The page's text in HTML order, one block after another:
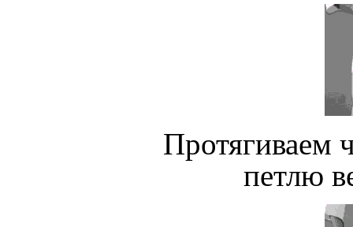
Протягиваем
петлю